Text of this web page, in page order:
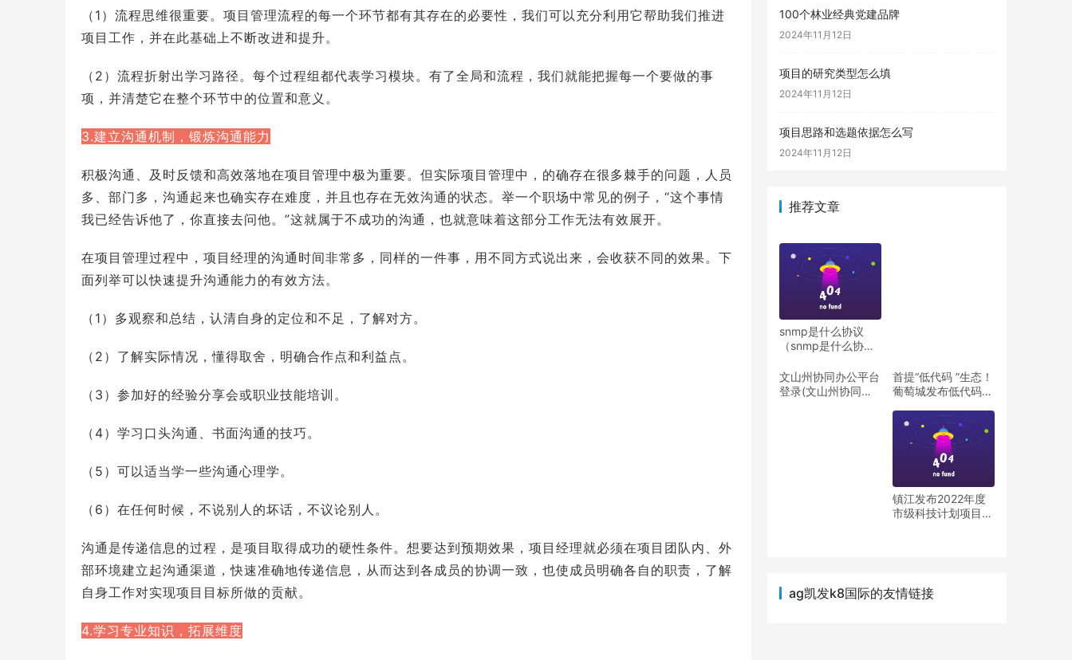
（1）流程思维很重要。项目管理流程的每一个环节都有其存在的必要性，我们可以充分利用它帮助我们推进
项目工作，并在此基础上不断改进和提升。
（2）流程折射出学习路径。每个过程组都代表学习模块。有了全局和流程，我们就能把握每一个要做的事
项，并清楚它在整个环节中的位置和意义。
3.建立沟通机制，锻炼沟通能力
积极沟通、及时反馈和高效落地在项目管理中极为重要。但实际项目管理中，的确存在很多棘手的问题，人员
多、部门多，沟通起来也确实存在难度，并且也存在无效沟通的状态。举一个职场中常见的例子，“这个事情
我已经告诉他了，你直接去问他。”这就属于不成功的沟通，也就意味着这部分工作无法有效展开。
在项目管理过程中，项目经理的沟通时间非常多，同样的一件事，用不同方式说出来，会收获不同的效果。下
面列举可以快速提升沟通能力的有效方法。
（1）多观察和总结，认清自身的定位和不足，了解对方。
（2）了解实际情况，懂得取舍，明确合作点和利益点。
（3）参加好的经验分享会或职业技能培训。
（4）学习口头沟通、书面沟通的技巧。
（5）可以适当学一些沟通心理学。
（6）在任何时候，不说别人的坏话，不议论别人。
沟通是传递信息的过程，是项目取得成功的硬性条件。想要达到预期效果，项目经理就必须在项目团队内、外
部环境建立起沟通渠道，快速准确地传递信息，从而达到各成员的协调一致，也使成员明确各自的职责，了解
自身工作对实现项目目标所做的贡献。
4.学习专业知识，拓展维度
100个林业经典党建品牌
2024年11月12日
项目的研究类型怎么填
2024年11月12日
项目思路和选题依据怎么写
2024年11月12日
推荐文章
snmp是什么协议
（snmp是什么协议
文山州协同办公平台
登录(文山州协同办
首提“低代码 ”生态！
葡萄城发布低代码行
镇江发布2022年度
市级科技计划项目指
ag凯发k8国际的友情链接